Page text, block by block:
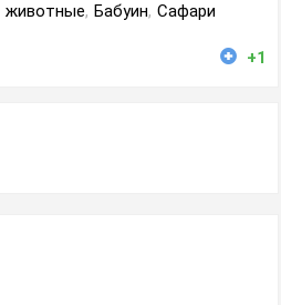
животные, Бабуин, Сафари
+1